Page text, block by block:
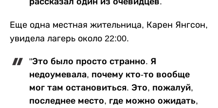
Еще одна местная жительница, Карен Янгсон,
увидела лагерь около 22:00.
"Это было просто странно. Я
недоумевала, почему кто-то вообще
мог там остановиться. Это, пожалуй,
последнее место, где можно ожидать,